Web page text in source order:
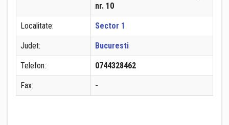
nr. 10
Localitate: Sector 1
Judet: Bucuresti
Telefon: 0744328462
Fax: -